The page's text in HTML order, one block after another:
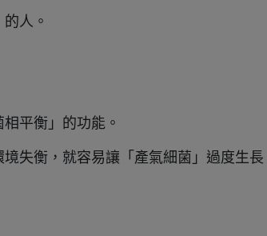
人。
平衡」的功能。
失衡，就容易讓「產氣細菌」過度生長